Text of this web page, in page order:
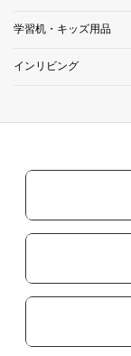
学習机・キッズ用品
インリビング